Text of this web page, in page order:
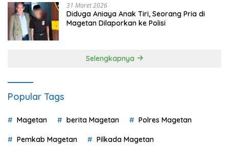
31 Maret 2026
Diduga Aniaya Anak Tiri, Seorang Pria di
Magetan Dilaporkan ke Polisi
Selengkapnya
Popular Tags
Magetan berita Magetan Polres Magetan
Pemkab Magetan Pilkada Magetan